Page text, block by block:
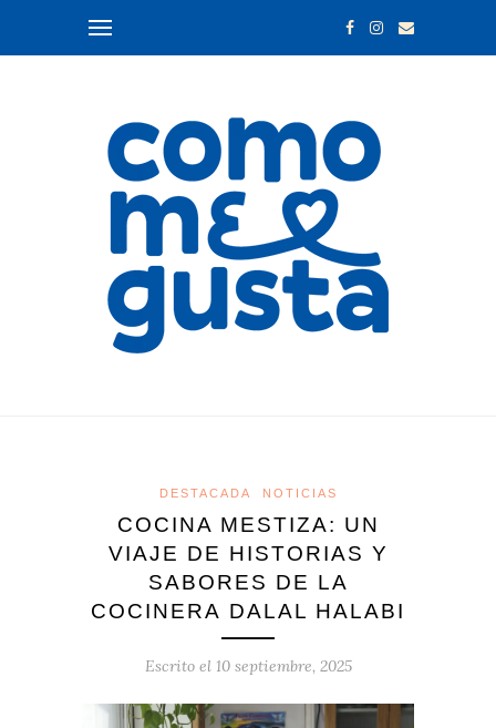
DESTACADA NOTICIAS
COCINA MESTIZA: UN
VIAJE DE HISTORIAS Y
SABORES DE LA
COCINERA DALAL HALABI
Escrito el 10 septiembre, 2025